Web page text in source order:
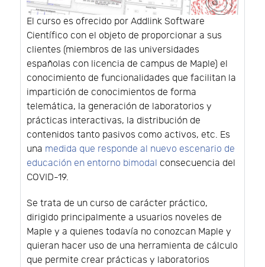
El curso es ofrecido por Addlink Software
Científico con el objeto de proporcionar a sus
clientes (miembros de las universidades
españolas con licencia de campus de Maple) el
conocimiento de funcionalidades que facilitan la
impartición de conocimientos de forma
telemática, la generación de laboratorios y
prácticas interactivas, la distribución de
contenidos tanto pasivos como activos, etc. Es
una medida que responde al nuevo escenario de
educación en entorno bimodal consecuencia del
COVID-19.
Se trata de un curso de carácter práctico,
dirigido principalmente a usuarios noveles de
Maple y a quienes todavía no conozcan Maple y
quieran hacer uso de una herramienta de cálculo
que permite crear prácticas y laboratorios